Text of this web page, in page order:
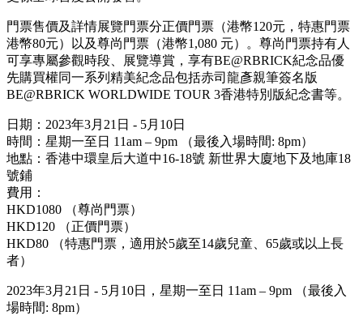
門票售價及詳情展覽門票分正價門票（港幣120元，特惠門票
港幣80元）以及尊尚門票（港幣1,080 元）。尊尚門票持有人
可享專屬參觀時段、展覽導賞，享有BE@RBRICK紀念品優
先購買權同一系列精美紀念品包括赤司龍彥親筆簽名版
BE@RBRICK WORLDWIDE TOUR 3香港特別版紀念書等。
日期：2023年3月21日 - 5月10日
時間：星期一至日 11am – 9pm （最後入場時間: 8pm）
地點：香港中環皇后大道中16-18號 新世界大廈地下及地庫18
號鋪
費用：
HKD1080 （尊尚門票）
HKD120 （正價門票）
HKD80 （特惠門票，適用於5歲至14歲兒童、65歲或以上長
者）
2023年3月21日 - 5月10日，星期一至日 11am – 9pm （最後入
場時間: 8pm）